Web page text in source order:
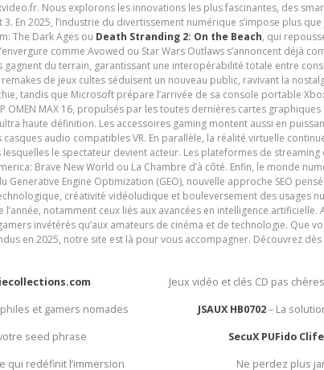
Nous explorons les innovations les plus fascinantes, des
En 2025, l’industrie du divertissement numérique s’impose plus
The Dark Ages ou Death Stranding 2: On the Beach, qui
comme Avowed ou Star Wars Outlaws s’annoncent déjà
du terrain, garantissant une interopérabilité totale entre
de jeux cultes séduisent un nouveau public, ravivant la
tandis que Microsoft prépare l’arrivée de sa console portable
MAX 16, propulsés par les toutes dernières cartes
haute définition. Les accessoires gaming montent aussi en
audio compatibles VR. En parallèle, la réalité virtuelle
le spectateur devient acteur. Les plateformes de
Brave New World ou La Chambre d’à côté. Enfin, le monde
Engine Optimization (GEO), nouvelle approche SEO
créativité vidéoludique et bouleversement des usages
notamment ceux liés aux avancées en intelligence artificielle.
invétérés qu’aux amateurs de cinéma et de technologie. Que
en 2025, notre site est là pour vous accompagner. Découvrez
et gamers nomades
seed phrase
qui redéfinit l’immersion
Jeux vidéo et clés CD pas
JSAUX HB0702– La
SecuX PUFido
Ne perdez plus